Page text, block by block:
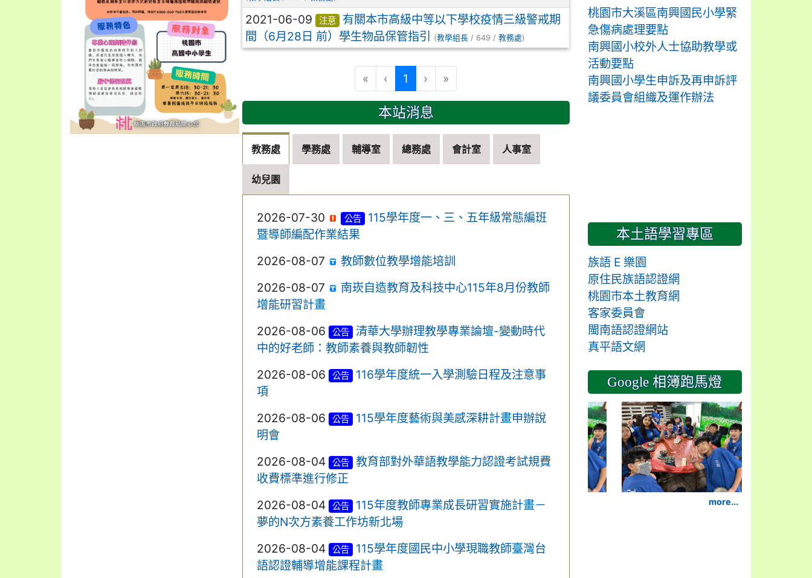
2021-06-09 注意
有關本市高級中等以下學校疫情三級警戒期
間（6月28日 前）學生物品保管指引
(教學組長 / 649 /教務處)
« ‹ 1 (目前頁次)
› »
本站消息
教務處 學務處 輔導室 總務處 會計室 人事室
幼兒園
2026-07-30 公告
115學年度一、三、五年級常態編班
暨導師編配作業結果
2026-08-07
教師數位教學增能培訓
2026-08-07
南崁自造教育及科技中心115年8月份教師
增能研習計畫
2026-08-06 公告
清華大學辦理教學專業論壇-變動時代
中的好老師：教師素養與教師韌性
2026-08-06 公告
116學年度統一入學測驗日程及注意事
項
2026-08-06 公告
115學年度藝術與美感深耕計畫申辦說
明會
2026-08-04 公告
教育部對外華語教學能力認證考試規費
收費標準進行修正
2026-08-04 公告
115年度教師專業成長研習實施計畫－
夢的N次方素養工作坊新北場
2026-08-04 公告
115學年度國民中小學現職教師臺灣台
語認證輔導增能課程計畫
桃園市大溪區南興國民小學緊
急傷病處理要點
南興國小校外人士協助教學或
活動要點
南興國小學生申訴及再申訴評
議委員會組織及運作辦法
本土語學習專區
族語 E 樂園
原住民族語認證網
桃園市本土教育網
客家委員會
閩南語認證網站
真平語文網
Google 相簿跑馬燈
2024-11-14 六年
more...